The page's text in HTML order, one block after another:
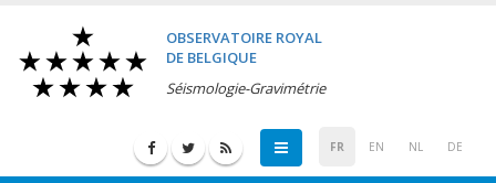
OBSERVATOIRE ROYAL
DE BELGIQUE
Séismologie-Gravimétrie
FR EN NL DE